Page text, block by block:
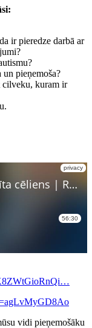
ir pieredze darbā ar
un pieņemoša?
cilveku, kuram ir
vidi pieņemošāku